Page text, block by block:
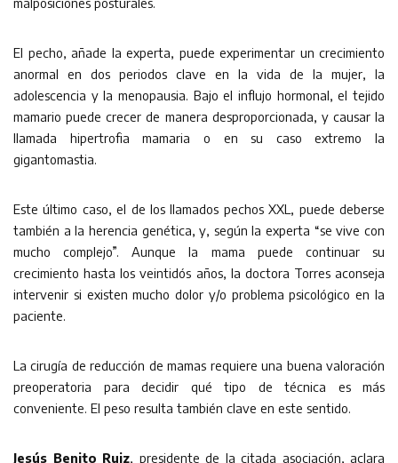
El pecho, añade la experta, puede experimentar un crecimiento
anormal en dos periodos clave en la vida de la mujer, la
adolescencia y la menopausia. Bajo el influjo hormonal, el tejido
mamario puede crecer de manera desproporcionada, y causar la
llamada hipertrofia mamaria o en su caso extremo la
gigantomastia.
Este último caso, el de los llamados pechos XXL, puede deberse
también a la herencia genética, y, según la experta “se vive con
mucho complejo”. Aunque la mama puede continuar su
crecimiento hasta los veintidós años, la doctora Torres aconseja
intervenir si existen mucho dolor y/o problema psicológico en la
paciente.
La cirugía de reducción de mamas requiere una buena valoración
preoperatoria para decidir qué tipo de técnica es más
conveniente. El peso resulta también clave en este sentido.
Jesús Benito Ruiz, presidente de la citada asociación, aclara